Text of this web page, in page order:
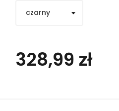
328,99 zł